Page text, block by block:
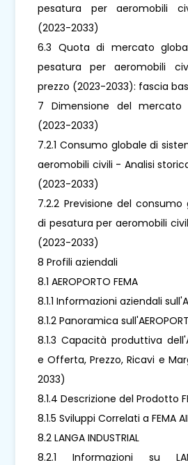
pesatura per aeromobili
(2023-2033)
6.3 Quota di mercato
pesatura per aeromobili
prezzo (2023-2033): fascia
7 Dimensione del mercato
(2023-2033)
7.2.1 Consumo globale di
aeromobili civili - Analisi
(2023-2033)
7.2.2 Previsione del
di pesatura per aeromobili
(2023-2033)
8 Profili aziendali
8.1 AEROPORTO FEMA
8.1.1 Informazioni aziendali
8.1.2 Panoramica
8.1.3 Capacità produttiva
e Offerta, Prezzo, Ricavi e
2033)
8.1.4 Descrizione del Prodotto
8.1.5 Sviluppi Correlati a FEMA
8.2 LANGA INDUSTRIAL
8.2.1 Informazioni su